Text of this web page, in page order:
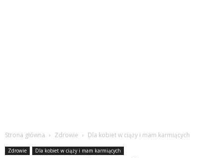
Strona główna Zdrowie Dla kobiet w ciąży i mam karmiących
Zdrowie Dla kobiet w ciąży i mam karmiących